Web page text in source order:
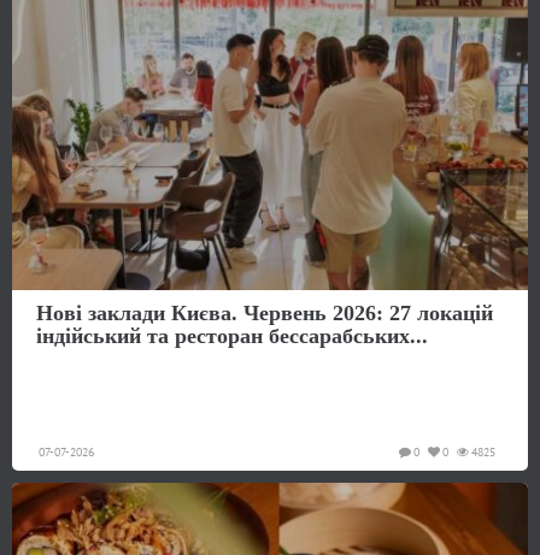
Нові заклади Києва. Червень 2026: 27 локацій
індійський та ресторан бессарабських...
07-07-2026 4825
0
0